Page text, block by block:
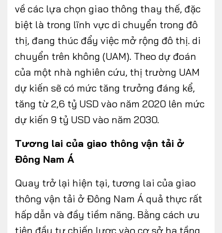
về các lựa chọn giao thông thay thế, đặc
biệt là trong lĩnh vực di chuyển trong đô
thị, đang thúc đẩy việc mở rộng đô thị. di
chuyển trên không (UAM). Theo dự đoán
của một nhà nghiên cứu, thị trường UAM
dự kiến sẽ có mức tăng trưởng đáng kể,
tăng từ 2,6 tỷ USD vào năm 2020 lên mức
dự kiến 9 tỷ USD vào năm 2030.
Tương lai của giao thông vận tải ở
Đông Nam Á
Quay trở lại hiện tại, tương lai của giao
thông vận tải ở Đông Nam Á quả thực rất
hấp dẫn và đầy tiềm năng. Bằng cách ưu
tiên đầu tư chiến lược vào cơ sở hạ tầng